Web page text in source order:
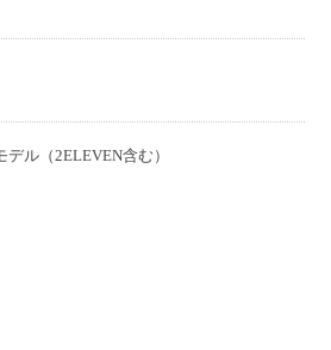
ル（2ELEVEN含む）